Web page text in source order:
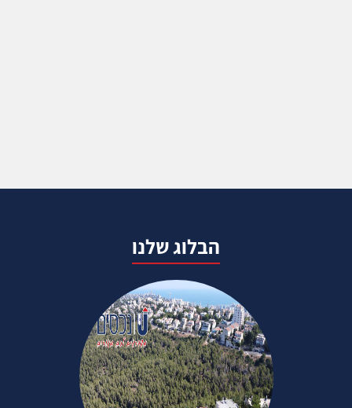
הבלוג שלנו